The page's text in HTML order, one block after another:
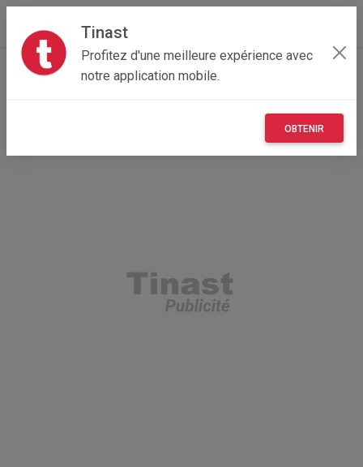
Tinast
Profitez d'une meilleure expérience avec
notre application mobile.
OBTENIR
Accueil Recherche Professionnel